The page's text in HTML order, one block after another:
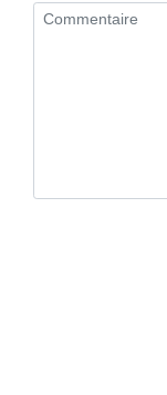
NUIT